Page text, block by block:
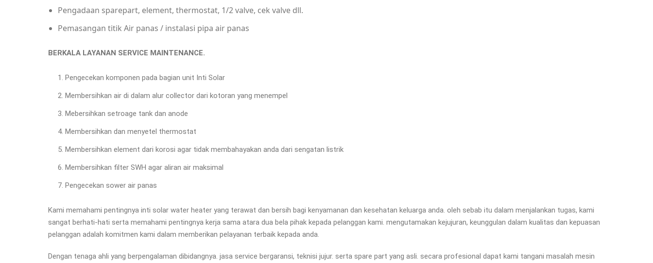
Pengadaan sparepart, element, thermostat, 1/2 valve, cek valve dll.
Pemasangan titik Air panas / instalasi pipa air panas
BERKALA LAYANAN SERVICE MAINTENANCE.
Pengecekan komponen pada bagian unit Inti Solar
Membersihkan air di dalam alur collector dari kotoran yang menempel
Mebersihkan setroage tank dan anode
Membersihkan dan menyetel thermostat
Membersihkan element dari korosi agar tidak membahayakan anda dari sengatan listrik
Membersihkan filter SWH agar aliran air maksimal
Pengecekan sower air panas
Kami memahami pentingnya inti solar water heater yang terawat dan bersih bagi kenyamanan dan kesehatan keluarga anda. oleh sebab itu dalam menjalankan tugas, kami
sangat berhati-hati serta memahami pentingnya kerja sama atara dua bela pihak kepada pelanggan kami. mengutamakan kejujuran, keunggulan dalam kualitas dan kepuasan
pelanggan adalah komitmen kami dalam memberikan pelayanan terbaik kepada anda.
Dengan tenaga ahli yang berpengalaman dibidangnya. jasa service bergaransi, teknisi jujur. serta spare part yang asli. secara profesional dapat kami tangani masalah mesin